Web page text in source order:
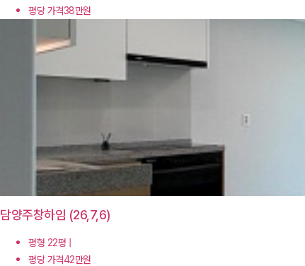
평당 가격38만원
담양주창하임 (26,7,6)
평형 22평 |
평당 가격42만원